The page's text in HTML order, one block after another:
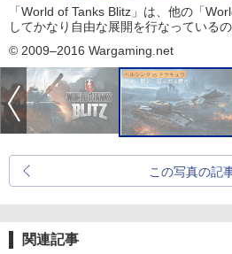
「World of Tanks Blitz」は、他の「
してかなり自由な展開を行なっている
© 2009–2016 Wargaming.net
この写真の記
関連記事